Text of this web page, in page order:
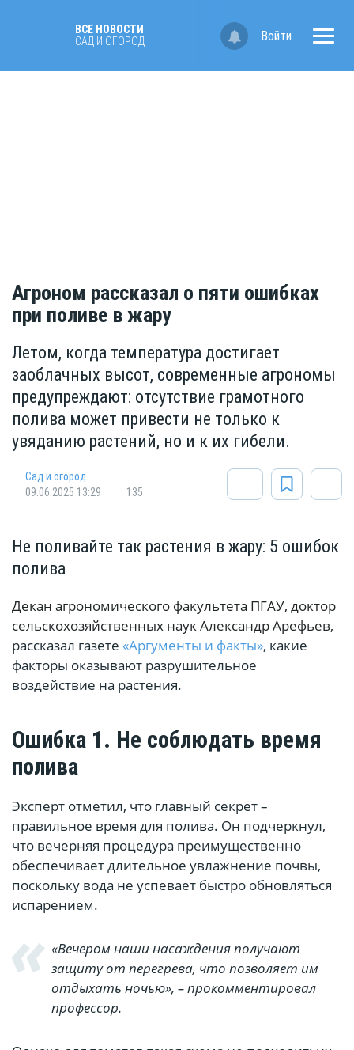
ВСЕ НОВОСТИ
САД И ОГОРОД
Войти
Агроном рассказал о пяти ошибках
при поливе в жару
Летом, когда температура достигает
заоблачных высот, современные агрономы
предупреждают: отсутствие грамотного
полива может привести не только к
увяданию растений, но и к их гибели.
Сад и огород
09.06.2025 13:29
135
Не поливайте так растения в жару: 5 ошибок
полива
Декан агрономического факультета ПГАУ, доктор
сельскохозяйственных наук Александр Арефьев,
рассказал газете «Аргументы и факты», какие
факторы оказывают разрушительное
воздействие на растения.
Ошибка 1. Не соблюдать время
полива
Эксперт отметил, что главный секрет –
правильное время для полива. Он подчеркнул,
что вечерняя процедура преимущественно
обеспечивает длительное увлажнение почвы,
поскольку вода не успевает быстро обновляться
испарением.
«Вечером наши насаждения получают
защиту от перегрева, что позволяет им
отдыхать ночью», – прокомментировал
профессор.